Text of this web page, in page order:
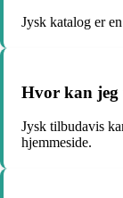
Jysk katalog er
Hvor kan jeg
Jysk tilbudavis
hjemmeside.